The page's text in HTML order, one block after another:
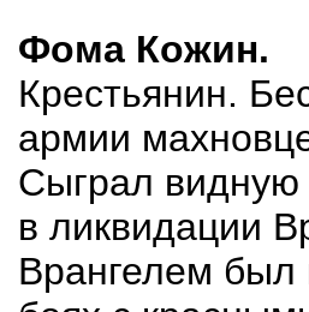
Фома Кожин.
Крестьянин.
армии
Сыграл видную
в ликвидации
Врангелем был